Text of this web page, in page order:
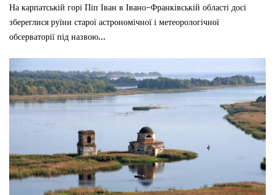
На карпатській горі Піп Іван в Івано-Франківській області досі
збереглися руїни старої астрономічної і метеорологічної
обсерваторії під назвою...